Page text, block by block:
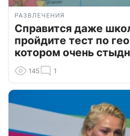
РАЗВЛЕЧЕНИЯ
Справится даже
пройдите тест по
котором очень
145 1